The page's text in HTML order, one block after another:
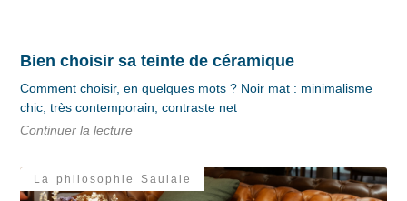
Bien choisir sa teinte de céramique
Comment choisir, en quelques mots ? Noir mat : minimalisme
chic, très contemporain, contraste net
Continuer la lecture
La philosophie Saulaie